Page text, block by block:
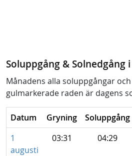
Soluppgång & Solnedgång
Månadens alla soluppgångar
gulmarkerade raden är dagens
Datum Gryning Soluppgång
1
augusti
03:31 04:29